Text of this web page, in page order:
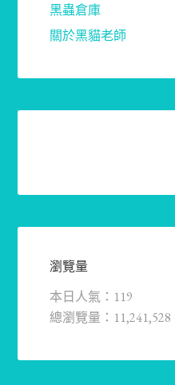
黑蟲倉庫
關於黑貓老師
瀏覽量
本日人氣：119
總瀏覽量：11,241,528